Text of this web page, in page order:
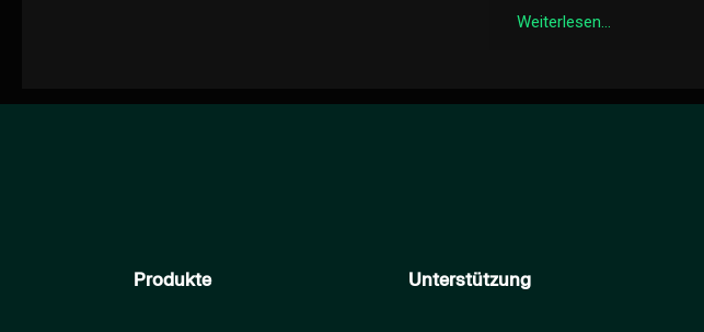
Weiterlesen...
Produkte Unterstützung